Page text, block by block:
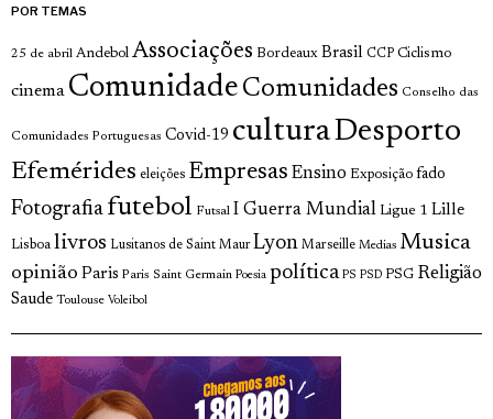
POR TEMAS
25 de abril Andebol Associações Bordeaux Brasil CCP Ciclismo
cinema Comunidade Comunidades Conselho das
Comunidades Portuguesas Covid-19 culturaDesporto
Efemérides eleições Empresas Ensino Exposição fado
Fotografia futebol Futsal I Guerra Mundial Ligue 1 Lille
Lisboa livros Lusitanos de Saint Maur Lyon Marseille Medias Musica
opinião Paris Paris Saint Germain Poesia política PS PSD PSG Religião
Saude Toulouse Voleibol